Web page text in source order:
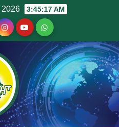
3:45:17 AM